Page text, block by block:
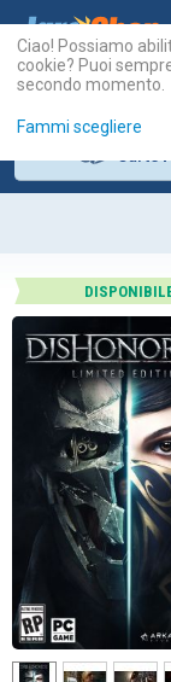
Ciao! Possiamo
cookie? Puoi
secondo momento.
Fammi scegliere